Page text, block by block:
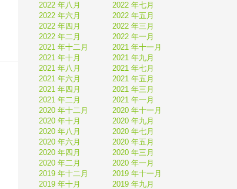
2022 年八月
2022 年七月
2022 年六月
2022 年五月
2022 年四月
2022 年三月
2022 年二月
2022 年一月
2021 年十二月
2021 年十一月
2021 年十月
2021 年九月
2021 年八月
2021 年七月
2021 年六月
2021 年五月
2021 年四月
2021 年三月
2021 年二月
2021 年一月
2020 年十二月
2020 年十一月
2020 年十月
2020 年九月
2020 年八月
2020 年七月
2020 年六月
2020 年五月
2020 年四月
2020 年三月
2020 年二月
2020 年一月
2019 年十二月
2019 年十一月
2019 年十月
2019 年九月